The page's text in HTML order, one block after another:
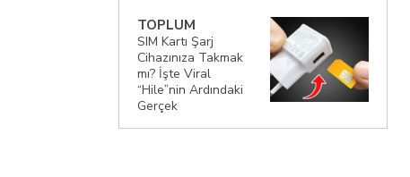
TOPLUM
SIM Kartı Şarj
Cihazınıza Takmak
mı? İşte Viral
“Hile”nin Ardındaki
Gerçek